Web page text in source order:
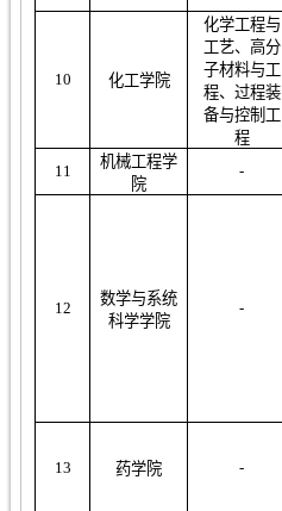
10 化工学院
化学工程与
工艺、高分
子材料与工
程、过程装
备与控制工
程
11
机械工程学
院
-
12
数学与系统
科学学院
-
13 药学院 -